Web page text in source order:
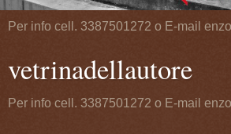
Per info cell. 3387501272 o E-mail
vetrinadellautore
Per info cell. 3387501272 o E-mail